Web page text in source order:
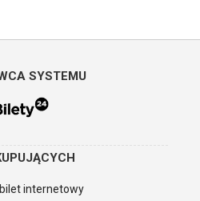
SYSTEMU
internetowy